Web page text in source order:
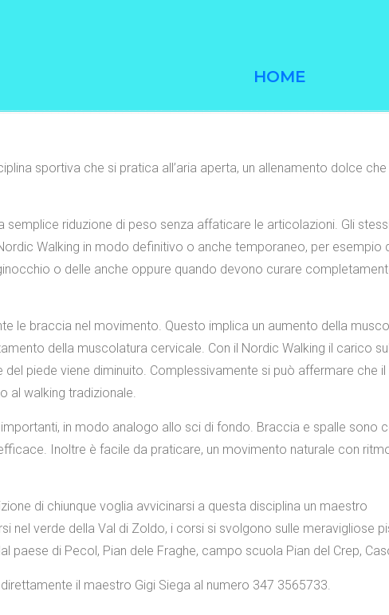
HOME
sportiva che si pratica all’aria aperta, un allenamento dolce che
semplice riduzione di peso senza affaticare le articolazioni. Gli
Walking in modo definitivo o anche temporaneo, per esempio
o delle anche oppure quando devono curare
le braccia nel movimento. Questo implica un aumento della
della muscolatura cervicale. Con il Nordic Walking il carico
del piede viene diminuito. Complessivamente si può affermare che
al walking tradizionale.
in modo analogo allo sci di fondo. Braccia e spalle sono
Inoltre è facile da praticare, un movimento naturale con
di chiunque voglia avvicinarsi a questa disciplina un maestro
nel verde della Val di Zoldo, i corsi si svolgono sulle meravigliose
paese di Pecol, Pian dele Fraghe, campo scuola Pian del Crep,
il maestro Gigi Siega al numero 347 3565733.